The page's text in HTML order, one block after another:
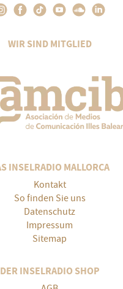
WIR SIND MITGLIED
INSELRADIO MALLORCA
Kontakt
So finden Sie uns
Datenschutz
Impressum
Sitemap
DER INSELRADIO SHOP